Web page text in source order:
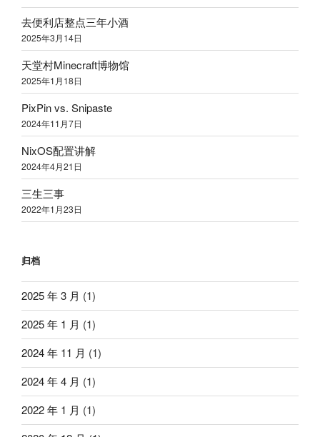
去便利店整点三年小酒
2025年3月14日
天堂村Minecraft博物馆
2025年1 月18日
PixPin vs. Snipaste
2024年11 月7日
NixOS配置讲解
2024年4月21 日
三生三事
2022年1 月23日
归档
2025 年 3 月 (1)
2025 年 1 月 (1)
2024 年 11 月 (1)
2024 年 4 月 (1)
2022 年 1 月 (1)